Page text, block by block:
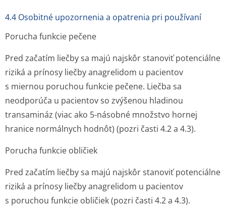
4.4 Osobitné upozornenia a opatrenia pri používaní
Porucha funkcie pečene
Pred začatím liečby sa majú najskôr stanoviť potenciálne
riziká a prínosy liečby anagrelidom u pacientov
s miernou poruchou funkcie pečene. Liečba sa
neodporúča u pacientov so zvýšenou hladinou
transamináz (viac ako 5-násobné množstvo hornej
hranice normálnych hodnôt) (pozri časti 4.2 a 4.3).
Porucha funkcie obličiek
Pred začatím liečby sa majú najskôr stanoviť potenciálne
riziká a prínosy liečby anagrelidom u pacientov
s poruchou funkcie obličiek (pozri časti 4.2 a 4.3).